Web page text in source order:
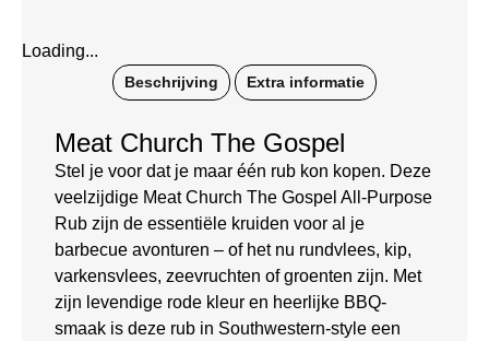
Loading...
Beschrijving Extra informatie
Meat Church The Gospel
Stel je voor dat je maar één rub kon kopen. Deze
veelzijdige Meat Church The Gospel All-Purpose
Rub zijn de essentiële kruiden voor al je
barbecue avonturen – of het nu rundvlees, kip,
varkensvlees, zeevruchten of groenten zijn. Met
zijn levendige rode kleur en heerlijke BBQ-
smaak is deze rub in Southwestern-style een